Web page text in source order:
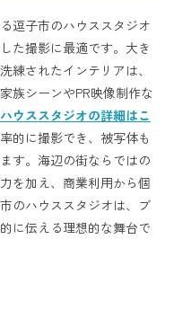
逗子市のハウススタジオ
た撮影に最適です。大き
練されたインテリアは、
族シーンやPR映像制作な
ウススタジオの詳細はこ
的に撮影でき、被写体も
す。海辺の街ならではの
を加え、商業利用から個
のハウススタジオは、ブ
に伝える理想的な舞台で